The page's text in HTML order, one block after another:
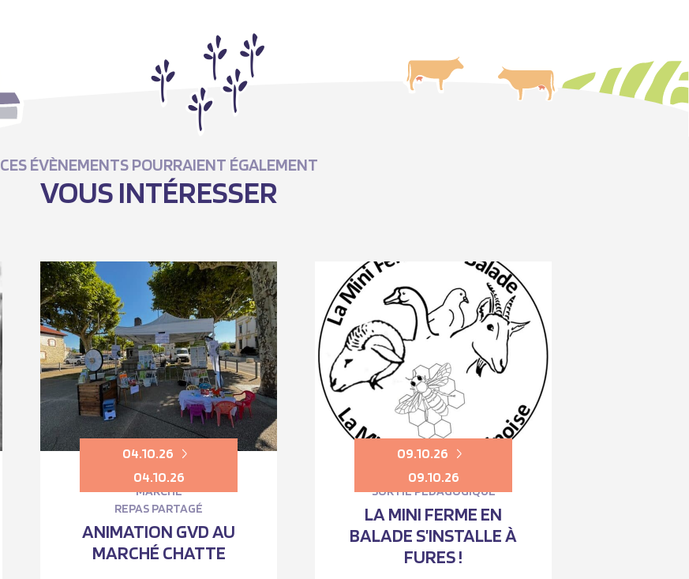
CES ÉVÈNEMENTS POURRAIENT ÉGALEMENT
VOUS INTÉRESSER
04.10.26
04.10.26
MARCHÉ
REPAS PARTAGÉ
ANIMATION GVD AU
MARCHÉ CHATTE
09.10.26
09.10.26
SORTIE PÉDAGOGIQUE
LA MINI FERME EN
BALADE S’INSTALLE À
FURES !